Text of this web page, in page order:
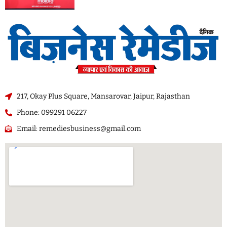
217, Okay Plus Square, Mansarovar, Jaipur, Rajasthan
Phone: 099291 06227
Email: remediesbusiness@gmail.com